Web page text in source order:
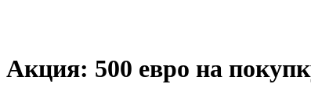
Акция: 500 евро на